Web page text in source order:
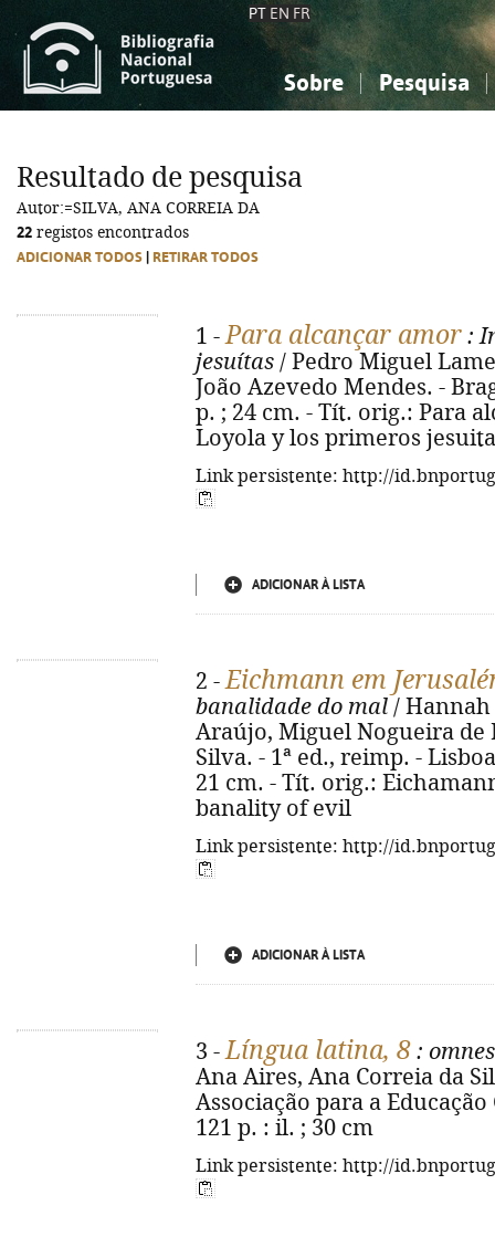
PT EN FR
Sobre Pesquisa
Ciências sociais...
Ciências sociais...
Resultado de pesquisa
Autor:=SILVA, ANA CORREIA DA
22 registos encontrados
ADICIONAR TODOS RETIRAR TODOS
1 -Para alcançar amor :
jesuítas / Pedro Miguel
João Azevedo Mendes. -
p. ; 24 cm. - Tít. orig.: Para
Loyola y los primeros
Link persistente: http://
ADICIONAR À LISTA
2 -Eichmann em
banalidade do mal /
Araújo, Miguel Nogueira de
Silva. - 1ª ed., reimp. -
21 cm. - Tít. orig.:
banality of evil
Link persistente: http://
ADICIONAR À LISTA
3 -Língua latina, 8 :
Ana Aires, Ana Correia da
Associação para a
121 p. : il. ; 30 cm
Link persistente: http://